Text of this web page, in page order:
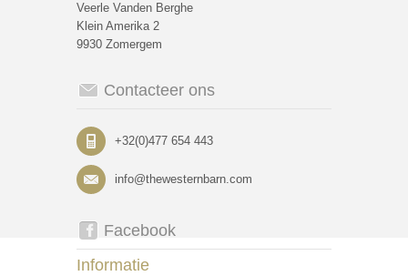
Veerle Vanden Berghe
Klein Amerika 2
9930 Zomergem
Contacteer ons
+32(0)477 654 443
info@thewesternbarn.com
Facebook
Informatie